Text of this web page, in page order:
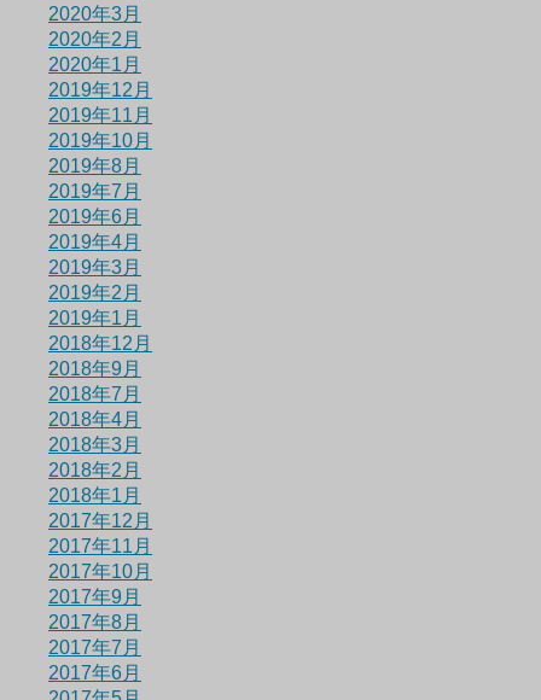
2020年3月
2020年2月
2020年1月
2019年12月
2019年11月
2019年10月
2019年8月
2019年7月
2019年6月
2019年4月
2019年3月
2019年2月
2019年1月
2018年12月
2018年9月
2018年7月
2018年4月
2018年3月
2018年2月
2018年1月
2017年12月
2017年11月
2017年10月
2017年9月
2017年8月
2017年7月
2017年6月